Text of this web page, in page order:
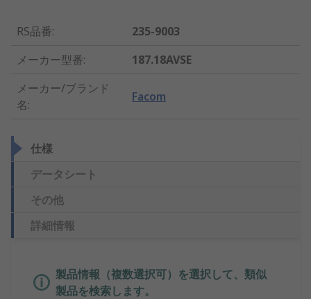
RS品番:
235-9003
メーカー型番:
187.18AVSE
メーカー/ブランド
名:
Facom
仕様
データシート
その他
詳細情報
製品情報（複数選択可）を選択して、類似
製品を検索します。